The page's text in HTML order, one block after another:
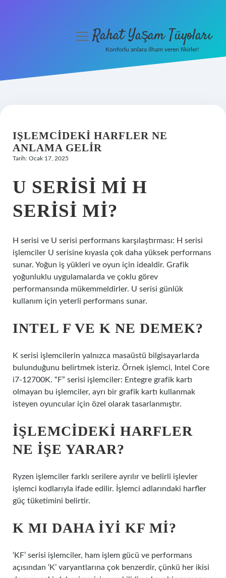
Hakkımızda
menüyüRahat Yaşam Tüyoları
Konforlu anlara ilham veren fikirler!
IŞLEMCIDEKI HARFLER NE
ANLAMA GELIR
Tarih: Ocak 17, 2025
U SERISI MI H
SERISI MI?
H serisi ve U serisi performans karşılaştırması: H serisi
işlemciler U serisine kıyasla çok daha yüksek performans
sunar. Yoğun iş yükleri ve oyun için idealdir. Grafik
yoğunluklu uygulamalarda ve çoklu görev
performansında mükemmeldirler. U serisi günlük
kullanım için yeterli performans sunar.
INTEL F VE K NE DEMEK?
K serisi işlemcilerin yalnızca masaüstü bilgisayarlarda
bulunduğunu belirtmek isteriz. Örnek işlemci, Intel Core
i7-12700K. “F” serisi işlemciler: Entegre grafik kartı
olmayan bu işlemciler, ayrı bir grafik kartı kullanmak
isteyen oyuncular için özel olarak tasarlanmıştır.
İŞLEMCIDEKI HARFLER
NE IŞE YARAR?
Ryzen işlemciler farklı serilere ayrılır ve belirli işlevler
işlemci kodlarıyla ifade edilir. İşlemci adlarındaki harfler
güç tüketimini belirtir.
K MI DAHA IYI KF MI?
‘KF’ serisi işlemciler, ham işlem gücü ve performans
açısından ‘K’ varyantlarına çok benzerdir, çünkü her ikisi